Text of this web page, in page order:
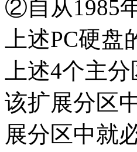
②自从1985
上述PC硬
上述4个主
该扩展分区
展分区中就